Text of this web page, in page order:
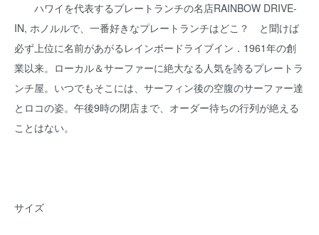
ハワイを代表するプレートランチの名店RAINBOW DRIVE-
IN, ホノルルで、一番好きなプレートランチはどこ？ と聞けば
必ず上位に名前があがるレインボードライブイン．1961年の創
業以来。ローカル＆サーファーに絶大なる人気を誇るプレートラ
ンチ屋。いつでもそこには、サーフィン後の空腹のサーファー達
とロコの姿。午後9時の閉店まで、オーダー待ちの行列が絶える
ことはない。
サイズ